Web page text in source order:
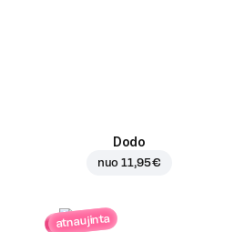
Dodo
nuo11,95 €
atnaujinta